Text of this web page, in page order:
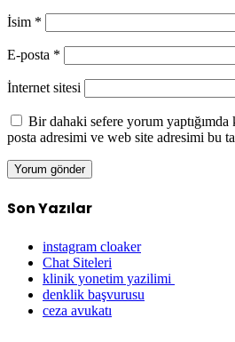
İsim *
E-posta *
İnternet sitesi
Bir dahaki sefere yorum yaptığımda
posta adresimi ve web site adresimi bu
Son Yazılar
instagram cloaker
Chat Siteleri
klinik yonetim yazilimi
denklik başvurusu
ceza avukatı